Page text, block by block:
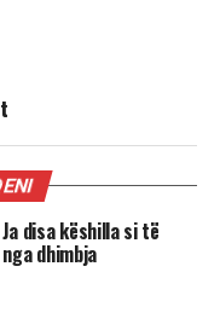
disa këshilla si të
dhimbja